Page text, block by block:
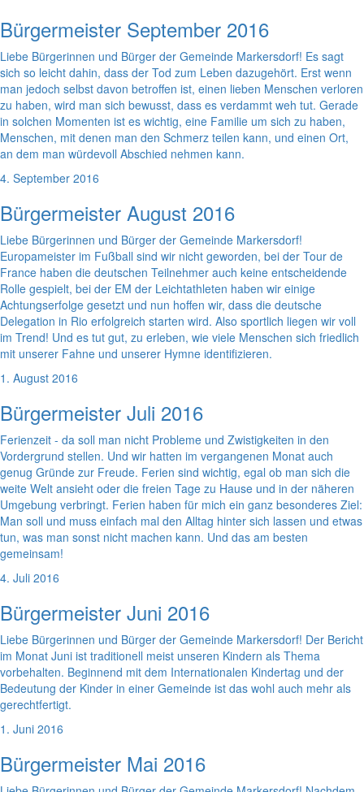
Bürgermeister September 2016
Liebe Bürgerinnen und Bürger der Gemeinde Markersdorf! Es sagt
sich so leicht dahin, dass der Tod zum Leben dazugehört. Erst wenn
man jedoch selbst davon betroffen ist, einen lieben Menschen verloren
zu haben, wird man sich bewusst, dass es verdammt weh tut. Gerade
in solchen Momenten ist es wichtig, eine Familie um sich zu haben,
Menschen, mit denen man den Schmerz teilen kann, und einen Ort,
an dem man würdevoll Abschied nehmen kann.
4. September 2016
Bürgermeister August 2016
Liebe Bürgerinnen und Bürger der Gemeinde Markersdorf!
Europameister im Fußball sind wir nicht geworden, bei der Tour de
France haben die deutschen Teilnehmer auch keine entscheidende
Rolle gespielt, bei der EM der Leichtathleten haben wir einige
Achtungserfolge gesetzt und nun hoffen wir, dass die deutsche
Delegation in Rio erfolgreich starten wird. Also sportlich liegen wir voll
im Trend! Und es tut gut, zu erleben, wie viele Menschen sich friedlich
mit unserer Fahne und unserer Hymne identifizieren.
1. August 2016
Bürgermeister Juli 2016
Ferienzeit - da soll man nicht Probleme und Zwistigkeiten in den
Vordergrund stellen. Und wir hatten im vergangenen Monat auch
genug Gründe zur Freude. Ferien sind wichtig, egal ob man sich die
weite Welt ansieht oder die freien Tage zu Hause und in der näheren
Umgebung verbringt. Ferien haben für mich ein ganz besonderes Ziel:
Man soll und muss einfach mal den Alltag hinter sich lassen und etwas
tun, was man sonst nicht machen kann. Und das am besten
gemeinsam!
4. Juli 2016
Bürgermeister Juni 2016
Liebe Bürgerinnen und Bürger der Gemeinde Markersdorf! Der Bericht
im Monat Juni ist traditionell meist unseren Kindern als Thema
vorbehalten. Beginnend mit dem Internationalen Kindertag und der
Bedeutung der Kinder in einer Gemeinde ist das wohl auch mehr als
gerechtfertigt.
1. Juni 2016
Bürgermeister Mai 2016